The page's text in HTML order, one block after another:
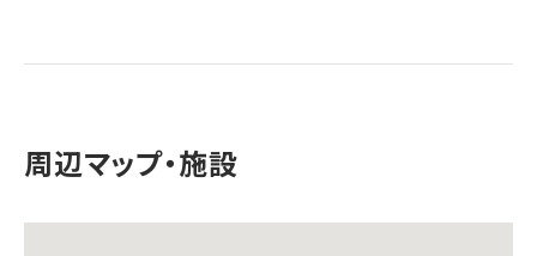
周辺マップ・施設